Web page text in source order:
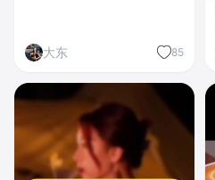
大东 85